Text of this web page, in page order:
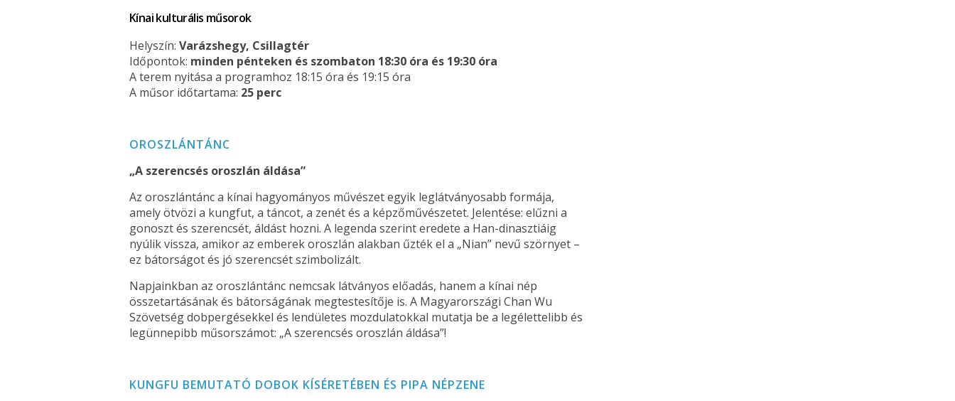
Kínai kulturális műsorok
Helyszín: Varázshegy, Csillagtér
Időpontok: minden pénteken és szombaton 18:30 óra és 19:30 óra
A terem nyitása a programhoz 18:15 óra és 19:15 óra
A műsor időtartama: 25 perc
OROSZLÁNTÁNC
„A szerencsés oroszlán áldása”
Az oroszlántánc a kínai hagyományos művészet egyik leglátványosabb formája,
amely ötvözi a kungfut, a táncot, a zenét és a képzőművészetet. Jelentése: elűzni a
gonoszt és szerencsét, áldást hozni. A legenda szerint eredete a Han-dinasztiáig
nyúlik vissza, amikor az emberek oroszlán alakban űzték el a „Nian” nevű szörnyet –
ez bátorságot és jó szerencsét szimbolizált.
Napjainkban az oroszlántánc nemcsak látványos előadás, hanem a kínai nép
összetartásának és bátorságának megtestesítője is. A Magyarországi Chan Wu
Szövetség dobpergésekkel és lendületes mozdulatokkal mutatja be a legélettelibb és
legünnepibb műsorszámot: „A szerencsés oroszlán áldása”!
KUNGFU BEMUTATÓ DOBOK KÍSÉRETÉBEN ÉS PIPA NÉPZENE